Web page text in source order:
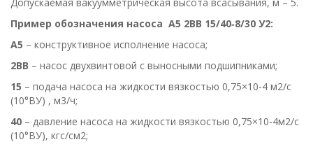
Пример обозначения насоса А5 2ВВ 15/40‑8/30 У2:
А5 – конструктивное исполнение насоса;
2ВВ – насос двухвинтовой с выносными подшипниками;
15 – подача насоса на жидкости вязкостью 0,75×10-4 м2/с
(10°ВУ) , м3/ч;
40 – давление насоса на жидкости вязкостью 0,75×10-4м2/с
(10°ВУ), кгс/см2;